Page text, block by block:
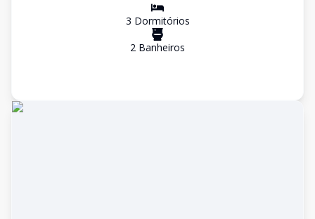
3 Dormitórios
2 Banheiros